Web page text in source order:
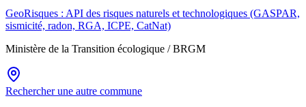
GeoRisques : API des risques naturels et technologiques (GASPAR,
sismicité, radon, RGA, ICPE, CatNat)
Ministère de la Transition écologique / BRGM
Rechercher une autre commune